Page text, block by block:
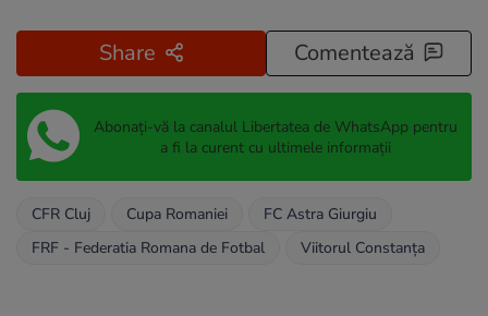
Share Comentează
Abonați-vă la canalul Libertatea de WhatsApp pentru
a fi la curent cu ultimele informații
CFR Cluj Cupa Romaniei
FC Astra Giurgiu
FRF - Federatia Romana de Fotbal
Viitorul Constanța